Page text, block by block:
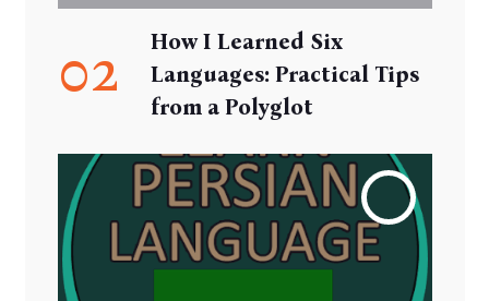
02
How I Learned Six
Languages: Practical Tips
from a Polyglot